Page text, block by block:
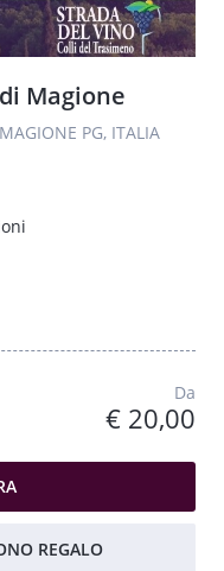
Magione
PG, ITALIA
Da
€ 20,00
REGALO